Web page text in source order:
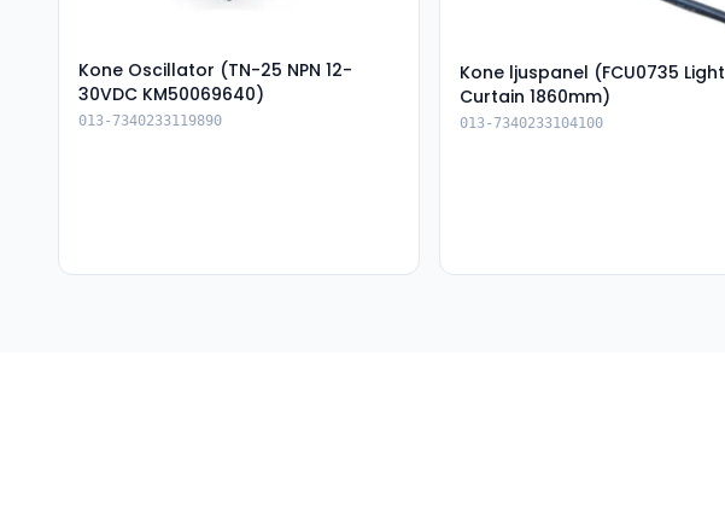
Kone Oscillator (TN-25 NPN 12-
30VDC KM50069640)
013-7340233119890
Kone ljuspanel (FCU0735 Light
Curtain 1860mm)
013-7340233104100